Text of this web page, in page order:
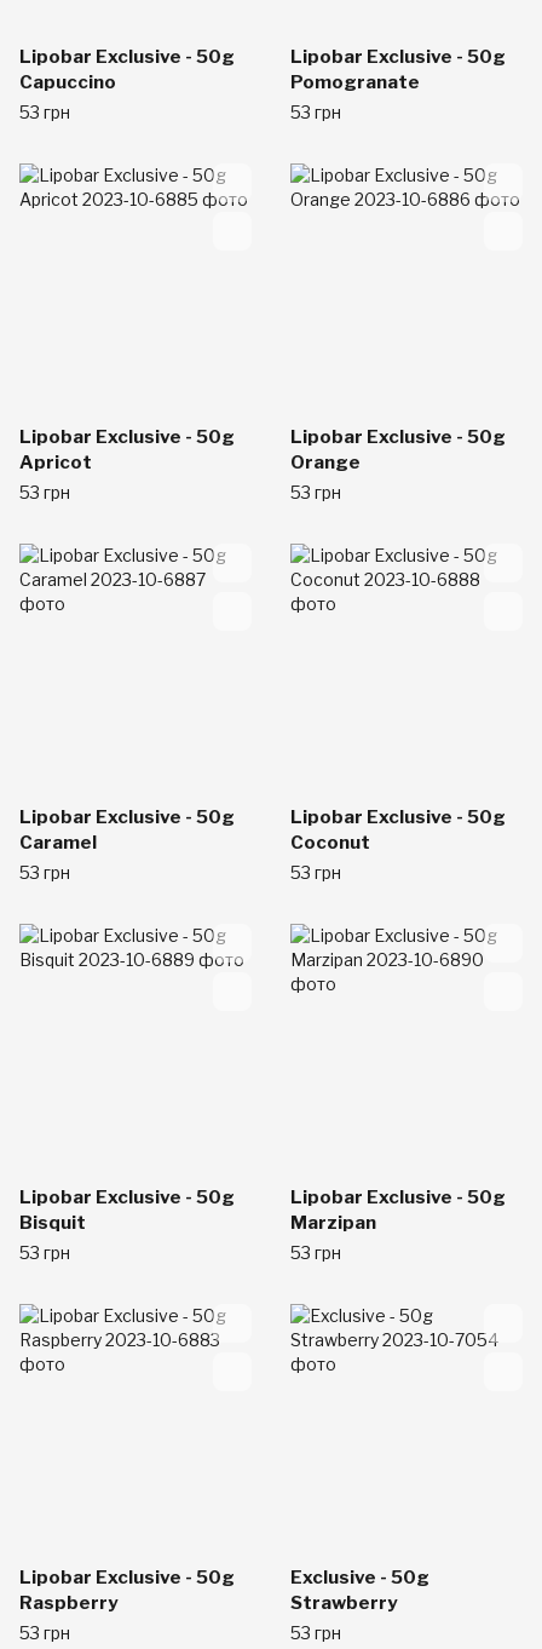
Lipobar Exclusive - 50g
Capuccino
53 грн
Lipobar Exclusive - 50g
Pomogranate
53 грн
Lipobar Exclusive - 50g
Apricot
53 грн
Lipobar Exclusive - 50g
Orange
53 грн
Lipobar Exclusive - 50g
Caramel
53 грн
Lipobar Exclusive - 50g
Coconut
53 грн
Lipobar Exclusive - 50g
Bisquit
53 грн
Lipobar Exclusive - 50g
Marzipan
53 грн
Lipobar Exclusive - 50g
Raspberry
53 грн
Exclusive - 50g
Strawberry
53 грн